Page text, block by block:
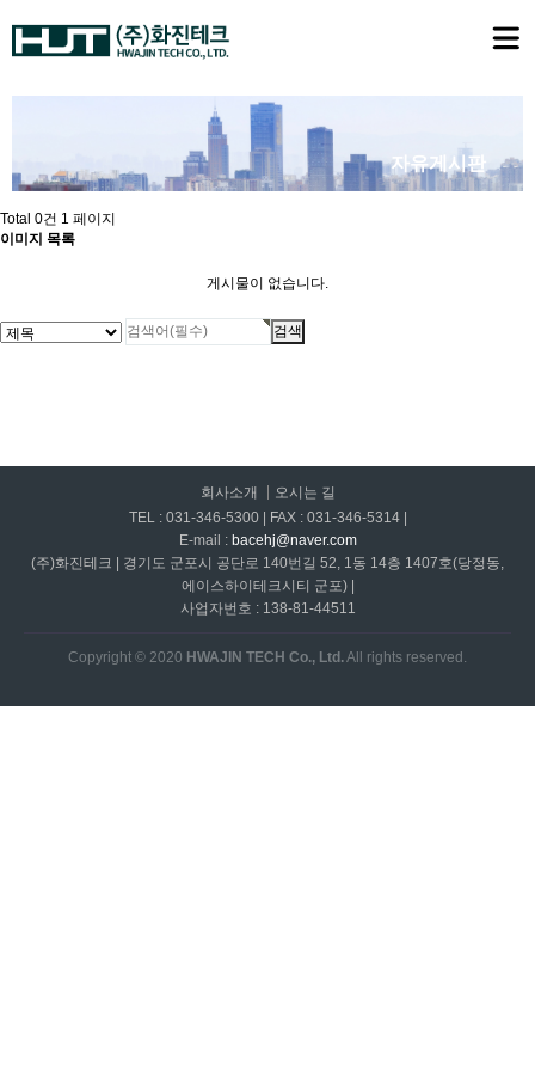
자유게시판
Total 0건 1 페이지
이미지 목록
게시물이 없습니다.
회사소개
오시는 길
TEL : 031-346-5300 | FAX : 031-346-5314 |
E-mail : bacehj@naver.com
(주)화진테크 | 경기도 군포시 공단로 140번길 52, 1동 14층 1407호(당정동,
에이스하이테크시티 군포) |
사업자번호 : 138-81-44511
Copyright © 2020 HWAJIN TECH Co., Ltd.All rights reserved.